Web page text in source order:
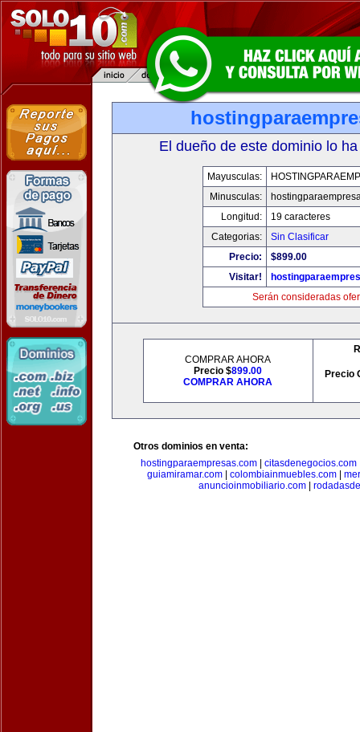
El dueño de este dominio lo
Mayusculas:
Minusculas:
Longitud:
19 caracteres
Categorias:
Sin Clasificar
Precio:
$899.00
Visitar!
Serán consideradas
COMPRAR AHORA
Precio $899.00
COMPRAR AHORA
Precio
Otros dominios en venta:
hostingparaempresas.com| citasdenegocios.com
guiamiramar.com| colombiainmuebles.com|
anuncioinmobiliario.com